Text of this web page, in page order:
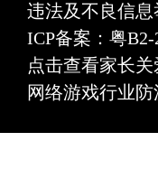
违法及不良信
ICP备案：粤B2-
点击查看家长关
网络游戏行业